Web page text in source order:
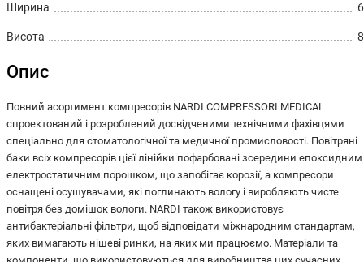
Ширина
Висота
Опис
Повний асортимент компресорів NARDI COMPRESSORI MEDICAL
спроектований і розроблений досвідченими технічними фахівцями
спеціально для стоматологічної та медичної промисловості. Повітряні
баки всіх компресорів цієї лінійки пофарбовані зсередини епоксидним
електростатичним порошком, що запобігає корозії, а компресори
оснащені осушувачами, які поглинають вологу і виробляють чисте
повітря без домішок вологи. NARDI також використовує
антибактеріальні фільтри, щоб відповідати міжнародним стандартам,
яких вимагають нішеві ринки, на яких ми працюємо. Матеріали та